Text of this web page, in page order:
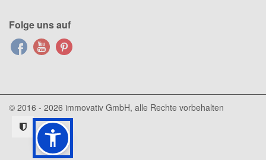
Folge uns auf
© 2016 - 2026 immovativ GmbH, alle Rechte vorbehalten